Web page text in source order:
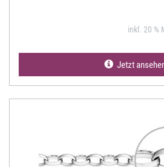
inkl. 20 %
Jetzt